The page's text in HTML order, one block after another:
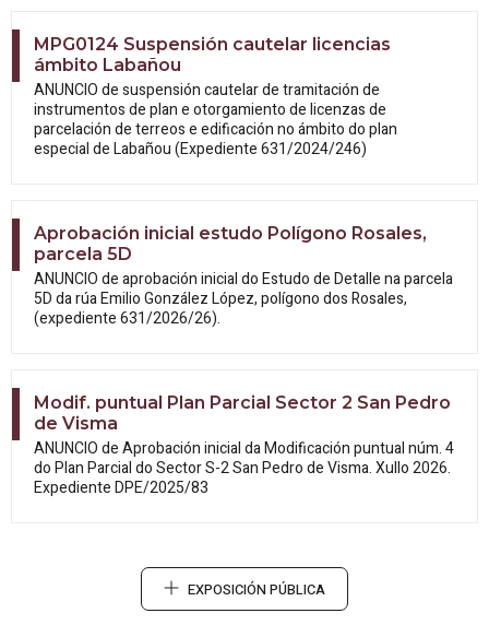
MPG0124 Suspensión cautelar licencias
ámbito Labañou
ANUNCIO de suspensión cautelar de tramitación de
instrumentos de plan e otorgamiento de licenzas de
parcelación de terreos e edificación no ámbito do plan
especial de Labañou (Expediente 631/2024/246)
Aprobación inicial estudo Polígono Rosales,
parcela 5D
ANUNCIO de aprobación inicial do Estudode Detalle na parcela
5D da rúa Emilio González López, polígono dos Rosales,
(expediente 631/2026/26).
Modif. puntual Plan Parcial Sector 2 San Pedro
de Visma
ANUNCIO de Aprobación inicial daModificación puntual núm. 4
do Plan Parcial do Sector S-2 San Pedro de Visma. Xullo 2026.
Expediente DPE/2025/83
EXPOSICIÓN PÚBLICA